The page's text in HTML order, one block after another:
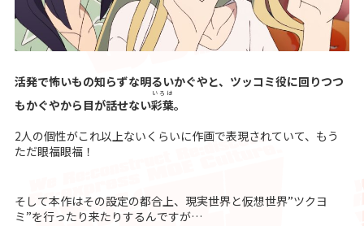
活発で怖いもの知らずな明るいかぐやと、ツッコミ役に回りつつ
もかぐやから目が話せない彩葉
いろは
。
2人の個性がこれ以上ないくらいに作画で表現されていて、もう
ただ眼福眼福！
そして本作はその設定の都合上、現実世界と仮想世界”ツクヨ
ミ”を行ったり来たりするんですが…